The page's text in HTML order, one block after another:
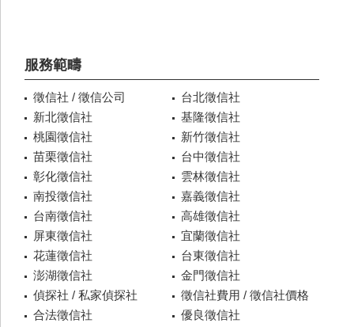
服務範疇
徵信社 / 徵信公司
台北徵信社
新北徵信社
基隆徵信社
桃園徵信社
新竹徵信社
苗栗徵信社
台中徵信社
彰化徵信社
雲林徵信社
南投徵信社
嘉義徵信社
台南徵信社
高雄徵信社
屏東徵信社
宜蘭徵信社
花蓮徵信社
台東徵信社
澎湖徵信社
金門徵信社
偵探社 / 私家偵探社
徵信社費用 / 徵信社價格
合法徵信社
優良徵信社